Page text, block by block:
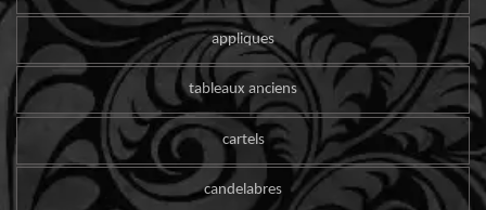
appliques
tableaux anciens
cartels
candelabres